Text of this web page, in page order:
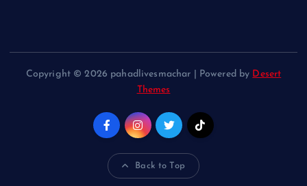
Copyright © 2026 pahadlivesmachar | Powered by Desert
Themes
Back to Top